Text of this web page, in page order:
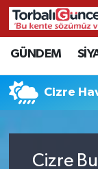
GÜNDEM
Cizre
Cizre
İzmir
İzmir Hava
İzmir